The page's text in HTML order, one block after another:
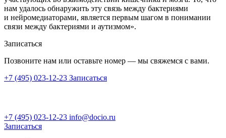
нам удалось обнаружить эту связь между бактериями
и нейромедиаторами, является первым шагом в понимании
связи между бактериями и аутизмом».
Записаться
Позвоните нам или оставьте номер — мы свяжемся с вами.
+7 (495) 023-12-23 Записаться
+7 (495) 023-12-23 info@docio.ru
Записаться